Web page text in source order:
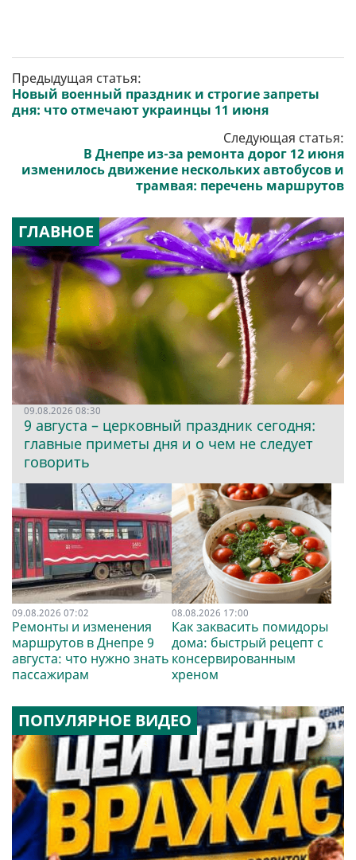
Предыдущая статья:
Новый военный праздник и строгие запреты
дня: что отмечают украинцы 11 июня
Следующая статья:
В Днепре из-за ремонта дорог 12 июня
изменилось движение нескольких автобусов и
трамвая: перечень маршрутов
ГЛАВНОЕ
09.08.2026 08:30
9 августа – церковный праздник сегодня:
главные приметы дня и о чем не следует
говорить
09.08.2026 07:02
Ремонты и изменения
маршрутов в Днепре 9
августа: что нужно знать
пассажирам
08.08.2026 17:00
Как заквасить помидоры
дома: быстрый рецепт с
консервированным
хреном
ПОПУЛЯРНОЕ ВИДЕО